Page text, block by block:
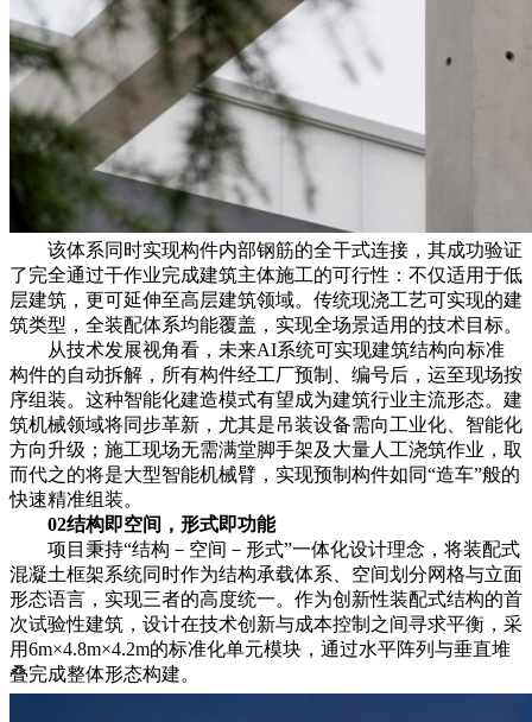
该体系同时实现构件内部钢筋的全干式连接，其成功验证
了完全通过干作业完成建筑主体施工的可行性：不仅适用于低
层建筑，更可延伸至高层建筑领域。传统现浇工艺可实现的建
筑类型，全装配体系均能覆盖，实现全场景适用的技术目标。
从技术发展视角看，未来AI系统可实现建筑结构向标准
构件的自动拆解，所有构件经工厂预制、编号后，运至现场按
序组装。这种智能化建造模式有望成为建筑行业主流形态。建
筑机械领域将同步革新，尤其是吊装设备需向工业化、智能化
方向升级；施工现场无需满堂脚手架及大量人工浇筑作业，取
而代之的将是大型智能机械臂，实现预制构件如同“造车”般的
快速精准组装。
02结构即空间，形式即功能
项目秉持“结构－空间－形式”一体化设计理念，将装配式
混凝土框架系统同时作为结构承载体系、空间划分网格与立面
形态语言，实现三者的高度统一。作为创新性装配式结构的首
次试验性建筑，设计在技术创新与成本控制之间寻求平衡，采
用6m×4.8m×4.2m的标准化单元模块，通过水平阵列与垂直堆
叠完成整体形态构建。